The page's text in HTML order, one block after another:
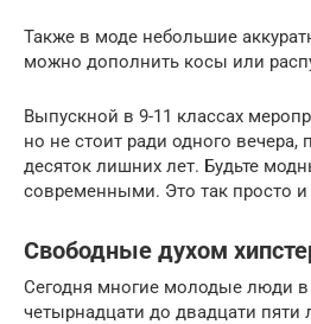
Также в моде небольшие
можно дополнить косы или
Выпускной в 9-11 классах
но не стоит ради одного вечера,
десяток лишних лет. Будьте
современными. Это так просто и
Свободные духом
Сегодня многие молодые люди в
четырнадцати до двадцати пяти